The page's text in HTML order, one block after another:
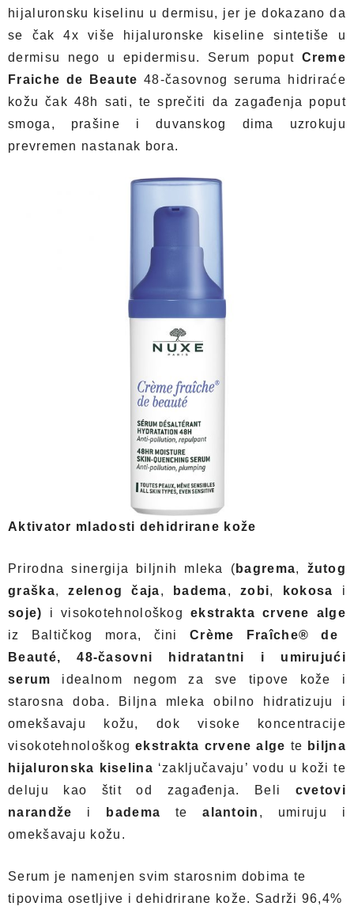
hijaluronsku kiselinu u dermisu, jer je dokazano da
se čak 4x više hijaluronske kiseline sintetiše u
dermisu nego u epidermisu. Serum poput Creme
Fraiche de Beaute 48-časovnog seruma hidriraće
kožu čak 48h sati, te sprečiti da zagađenja poput
smoga, prašine i duvanskog dima uzrokuju
prevremen nastanak bora.
Aktivator mladosti dehidrirane kože
Prirodna sinergija biljnih mleka ( bagrema, žutog
graška,zelenog čaja, badema,zobi, kokosa i
soje) i visokotehnološkogekstrakta crvene alge
iz Baltičkog mora, činiCrème Fraîche® de
Beauté, 48-časovni hidratantni i umirujući
serum idealnom negom za sve tipove kože i
starosna doba. Biljna mleka obilno hidratizuju i
omekšavaju kožu, dok visoke koncentracije
visokotehnološkogekstrakta crvene alge te biljna
hijaluronska kiselina ‘zaključavaju’ vodu u koži te
deluju kao štit od zagađenja. Beli cvetovi
narandže i badema tealantoin , umiruju i
omekšavaju kožu.
Serum je namenjen svim starosnim dobima te
tipovima osetljive i dehidrirane kože. Sadrži 96,4%